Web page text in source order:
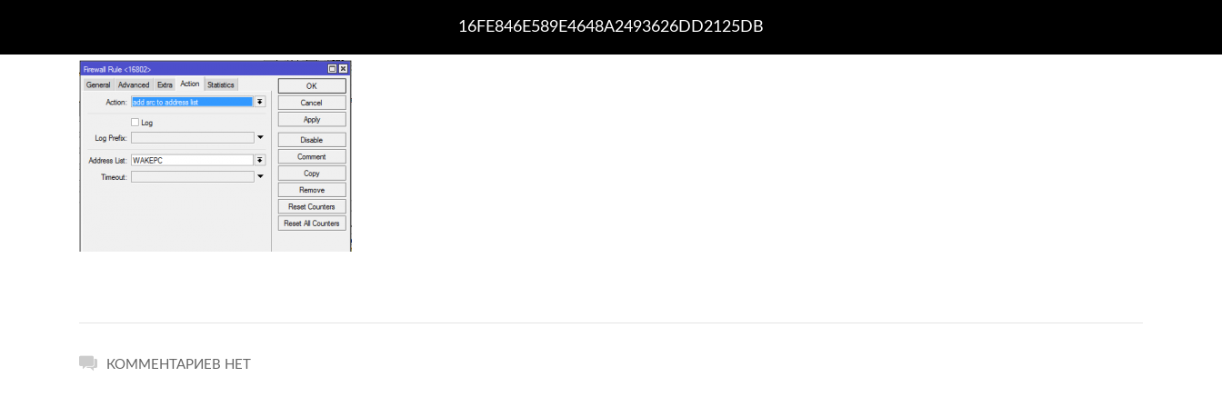
16FE846E589E4648A2493626DD2125DB
КОММЕНТАРИЕВ НЕТ